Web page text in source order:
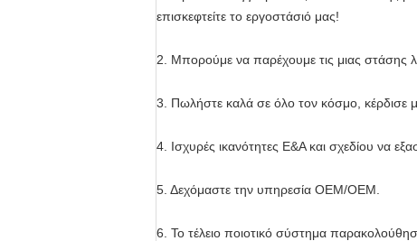
επισκεφτείτε το εργοστάσιό μας!
2. Μπορούμε να παρέχουμε τις μιας στάσης
3. Πωλήστε καλά σε όλο τον κόσμο, κέρδισε
4. Ισχυρές ικανότητες Ε&Α και σχεδίου να
5. Δεχόμαστε την υπηρεσία OEM/OEM.
6. Το τέλειο ποιοτικό σύστημα